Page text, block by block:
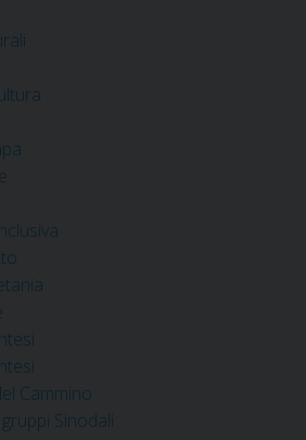
Cammino
Sinodali